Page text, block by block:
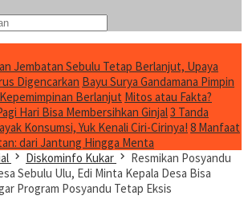
Jembatan Sebulu Tetap Berlanjut, Upaya
Digencarkan Bayu Surya Gandamana Pimpin
Berlanjut Mitos atau Fakta?
Hari Bisa Membersihkan Ginjal3 Tanda
Konsumsi, Yuk Kenali Ciri-Cirinya! 8 Manfaat
dari Jantung Hingga Menta
Diskominfo Kukar
Resmikan Posyandu
Sebulu Ulu, Edi Minta Kepala Desa Bisa
Program Posyandu Tetap Eksis